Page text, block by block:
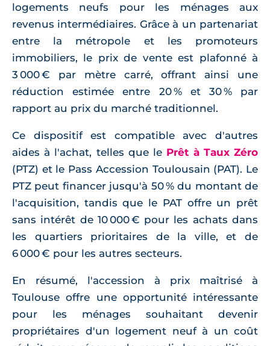
logements neufs pour les ménages aux
revenus intermédiaires. Grâce à un partenariat
entre la métropole et les promoteurs
immobiliers, le prix de vente est plafonné à
3 000 € par mètre carré, offrant ainsi une
réduction estimée entre 20 % et 30 % par
rapport au prix du marché traditionnel.
Ce dispositif est compatible avec d'autres
aides à l'achat, telles que le Prêt à Taux Zéro
(PTZ) et le Pass Accession Toulousain (PAT). Le
PTZ peut financer jusqu'à 50 % du montant de
l'acquisition, tandis que le PAT offre un prêt
sans intérêt de 10 000 € pour les achats dans
les quartiers prioritaires de la ville, et de
6 000 € pour les autres secteurs.
En résumé, l'accession à prix maîtrisé à
Toulouse offre une opportunité intéressante
pour les ménages souhaitant devenir
propriétaires d'un logement neuf à un coût